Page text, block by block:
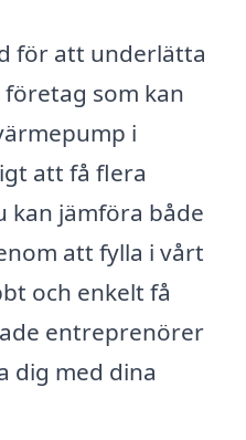
för att underlätta
som kan
i
att få flera
kan jämföra både
att fylla i vårt
och enkelt få
entreprenörer
dig med dina